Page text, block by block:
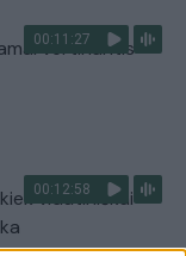
00:11:27
vertinantis
00:12:58
vidutiniškai